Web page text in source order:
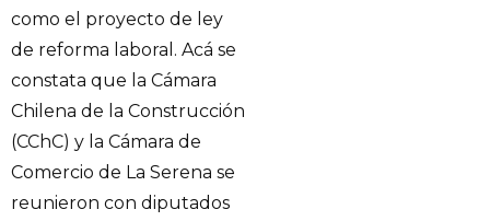
como el proyecto de ley
de reforma laboral. Acá se
constata que la Cámara
Chilena de la Construcción
(CChC) y la Cámara de
Comercio de La Serena se
reunieron con diputados